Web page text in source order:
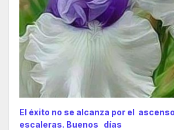
El éxito no se alcanza por el
escaleras. Buenos días